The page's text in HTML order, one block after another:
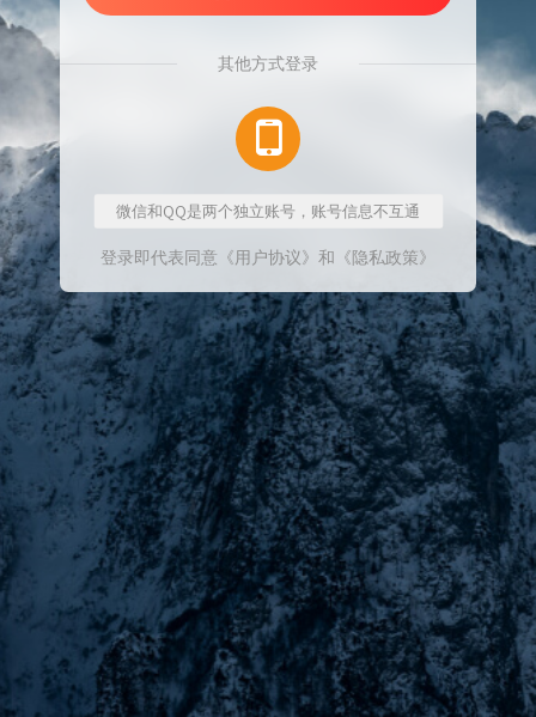
其他方式登录
微信和QQ是两个独立账号，账号信息不互通
登录即代表同意 《用户协议》 和 《隐私政策》